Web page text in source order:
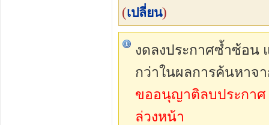
(เปลี่ยน)
งดลงประกาศซ้ำซ้อน
กว่าในผลการค้นหาจา
ขออนุญาติลบประกาศ
ล่วงหน้า